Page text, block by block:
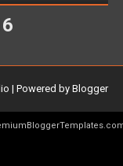
| Powered by Blogger